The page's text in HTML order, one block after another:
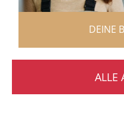
DEINE
ALLE